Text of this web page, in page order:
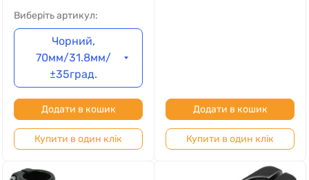
Виберіть артикул:
Чорний,
70мм/31.8мм/
±35град.
Додати в кошик
Купити в один клік
Додати в кошик
Купити в один клік